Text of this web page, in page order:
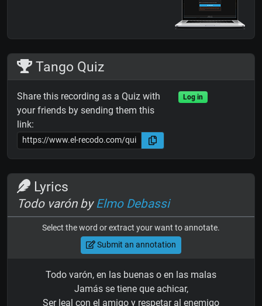
Tango Quiz
Share this recording as a Quiz with
your friends by sending them this
link:
Log in
Lyrics
Todo varón byElmo Debassi
Select the word or extract your want to annotate.
Submit an annotation
Todo varón, en las buenas o en las malas
Jamás se tiene que achicar,
Ser leal con el amigo y respetar al enemigo